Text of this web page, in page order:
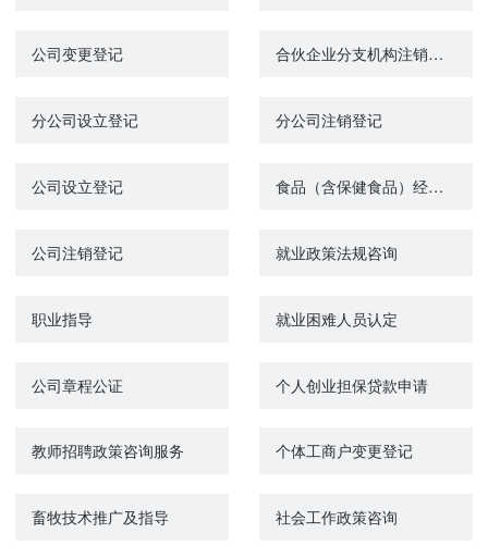
公司变更登记 合伙企业分支机构注销登记
分公司设立登记 分公司注销登记
公司设立登记 食品（含保健食品）经营许可首次申请
公司注销登记 就业政策法规咨询
职业指导 就业困难人员认定
公司章程公证 个人创业担保贷款申请
教师招聘政策咨询服务 个体工商户变更登记
畜牧技术推广及指导 社会工作政策咨询